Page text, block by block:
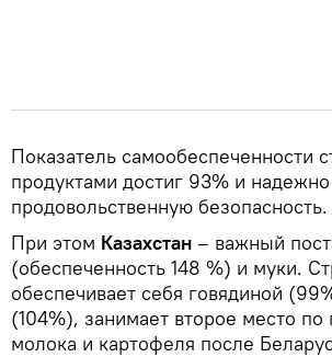
Показатель самообеспеченности
продуктами достиг 93% и
продовольственную безопасность.
При этом Казахстан – важный
(обеспеченность 148 %) и муки.
обеспечивает себя говядиной
(104%), занимает второе место по
молока и картофеля после